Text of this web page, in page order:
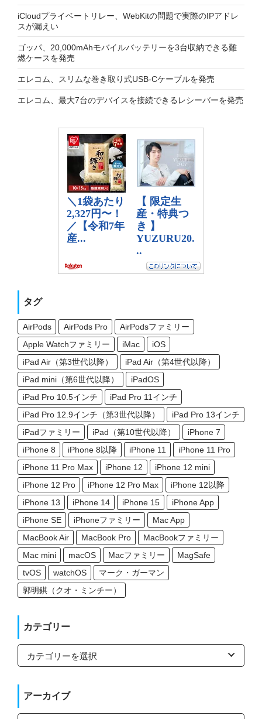
iCloudプライベートリレー、WebKitの問題で実際のIPアドレ
スが漏えい
ゴッパ、20,000mAhモバイルバッテリーを3台収納できる難
燃ケースを発売
エレコム、スリムな巻き取り式USB-Cケーブルを発売
エレコム、最大7台のデバイスを接続できるレシーバーを発売
タグ
AirPods AirPods Pro
AirPodsファミリー
Apple Watchファミリー
iMac
iOS
iPad Air（第3世代以降）
iPad Air（第4世代以降）
iPad mini（第6世代以降）
iPadOS
iPad Pro 10.5インチ
iPad Pro 11インチ
iPad Pro 12.9インチ（第3世代以降）
iPad Pro 13インチ
iPadファミリー
iPad（第10世代以降）
iPhone 7
iPhone 8
iPhone 8以降 iPhone 11
iPhone 11 Pro
iPhone 11 Pro Max
iPhone 12
iPhone 12 mini
iPhone 12 Pro
iPhone 12 Pro Max
iPhone 12以降
iPhone 13
iPhone 14 iPhone 15
iPhone App
iPhone SE
iPhoneファミリー
Mac App
MacBook Air
MacBook Pro
MacBookファミリー
Mac mini
macOS Macファミリー
MagSafe
tvOS
watchOS
マーク・ガーマン
郭明錤（クオ・ミンチー）
カテゴリー
カ
ゴ
ー
アーカイブ
ア